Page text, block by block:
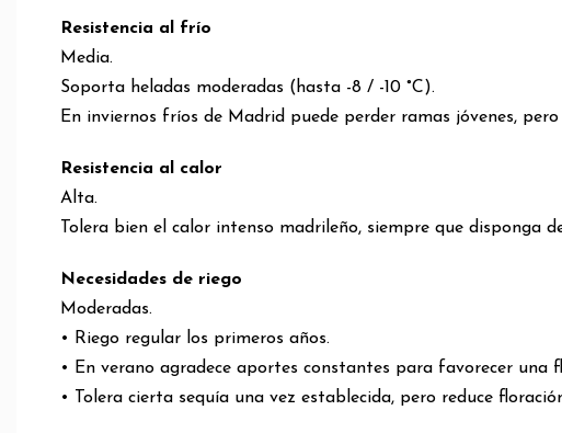
Resistencia al frío
Media.
Soporta heladas moderadas (hasta -8 / -10 °C).
En inviernos fríos de Madrid puede perder ramas jóvenes,
Resistencia al calor
Alta.
Tolera bien el calor intenso madrileño, siempre que disponga
Necesidades de riego
Moderadas.
• Riego regular los primeros años.
• En verano agradece aportes constantes para favorecer una
• Tolera cierta sequía una vez establecida, pero reduce